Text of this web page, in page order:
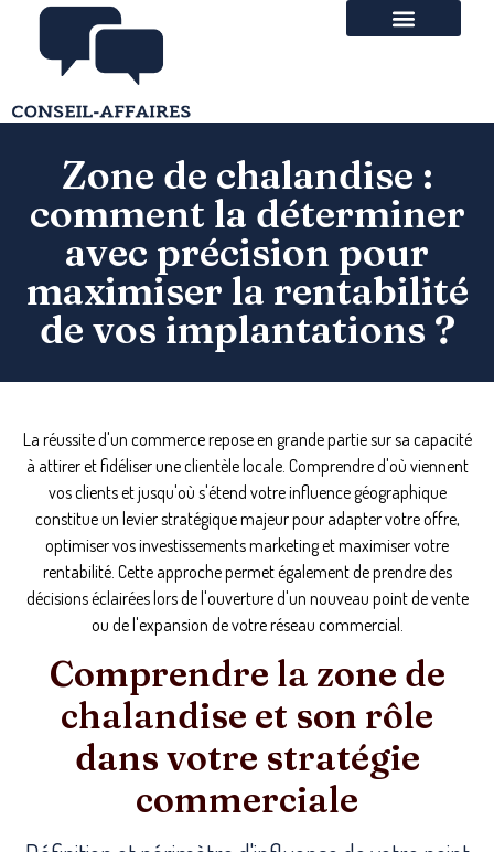
Zone de chalandise :
comment la déterminer
avec précision pour
maximiser la rentabilité
de vos implantations ?
La réussite d'un commerce repose en grande partie sur sa capacité
à attirer et fidéliser une clientèle locale. Comprendre d'où viennent
vos clients et jusqu'où s'étend votre influence géographique
constitue un levier stratégique majeur pour adapter votre offre,
optimiser vos investissements marketing et maximiser votre
rentabilité. Cette approche permet également de prendre des
décisions éclairées lors de l'ouverture d'un nouveau point de vente
ou de l'expansion de votre réseau commercial.
Comprendre la zone de
chalandise et son rôle
dans votre stratégie
commerciale